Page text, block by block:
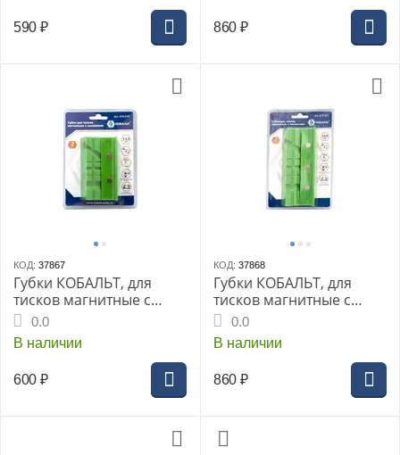
590 ₽ 860 ₽
КОД: 37867
Губки КОБАЛЬТ, для
тисков магнитные с
канавками 113х28х25
мм (2 шт.) блистер
0.0
В наличии
600 ₽
КОД: 37868
Губки КОБАЛЬТ, для
тисков магнитные с
канавками 155 х 28 х 25
мм (2 шт.) блистер
0.0
В наличии
860 ₽